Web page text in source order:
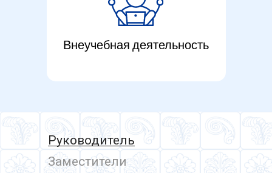
Внеучебная деятельность
Руководитель
Заместители